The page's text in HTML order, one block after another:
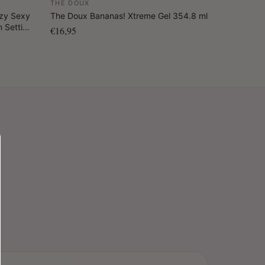
Sexy
Setting
THE DOUX
The Doux Bananas! Xtreme Gel 354.8 ml
€16,95